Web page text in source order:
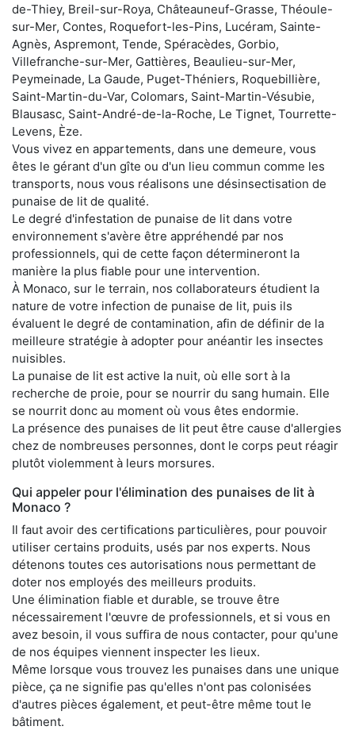
de-Thiey, Breil-sur-Roya, Châteauneuf-Grasse, Théoule-
sur-Mer, Contes, Roquefort-les-Pins, Lucéram, Sainte-
Agnès, Aspremont, Tende, Spéracèdes, Gorbio,
Villefranche-sur-Mer, Gattières, Beaulieu-sur-Mer,
Peymeinade, La Gaude, Puget-Théniers, Roquebillière,
Saint-Martin-du-Var, Colomars, Saint-Martin-Vésubie,
Blausasc, Saint-André-de-la-Roche, Le Tignet, Tourrette-
Levens, Èze.
Vous vivez en appartements, dans une demeure, vous
êtes le gérant d'un gîte ou d'un lieu commun comme les
transports, nous vous réalisons une désinsectisation de
punaise de lit de qualité.
Le degré d'infestation de punaise de lit dans votre
environnement s'avère être appréhendé par nos
professionnels, qui de cette façon détermineront la
manière la plus fiable pour une intervention.
À Monaco, sur le terrain, nos collaborateurs étudient la
nature de votre infection de punaise de lit, puis ils
évaluent le degré de contamination, afin de définir de la
meilleure stratégie à adopter pour anéantir les insectes
nuisibles.
La punaise de lit est active la nuit, où elle sort à la
recherche de proie, pour se nourrir du sang humain. Elle
se nourrit donc au moment où vous êtes endormie.
La présence des punaises de lit peut être cause d'allergies
chez de nombreuses personnes, dont le corps peut réagir
plutôt violemment à leurs morsures.
Qui appeler pour l'élimination des punaises de lit à
Monaco ?
Il faut avoir des certifications particulières, pour pouvoir
utiliser certains produits, usés par nos experts. Nous
détenons toutes ces autorisations nous permettant de
doter nos employés des meilleurs produits.
Une élimination fiable et durable, se trouve être
nécessairement l'œuvre de professionnels, et si vous en
avez besoin, il vous suffira de nous contacter, pour qu'une
de nos équipes viennent inspecter les lieux.
Même lorsque vous trouvez les punaises dans une unique
pièce, ça ne signifie pas qu'elles n'ont pas colonisées
d'autres pièces également, et peut-être même tout le
bâtiment.